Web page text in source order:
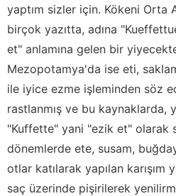
yaptım sizler için. Kökeni Orta
birçok yazıtta, adına
et" anlamına gelen bir
Mezopotamya'da ise eti,
ile iyice ezme işleminden söz
rastlanmış ve bu kaynaklarda,
"Kuffette" yani "ezik et" olarak
dönemlerde ete, susam,
otlar katılarak yapılan karışım
saç üzerinde pişirilerek